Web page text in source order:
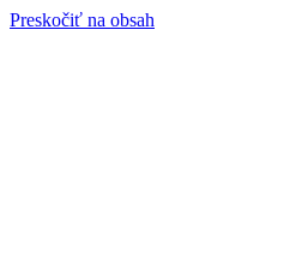
Preskočiť na obsah